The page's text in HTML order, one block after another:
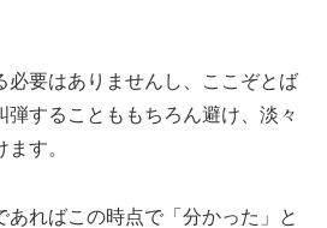
必要はありませんし、ここぞとば
弾することももちろん避け、淡々
す。
あればこの時点で「分かった」と